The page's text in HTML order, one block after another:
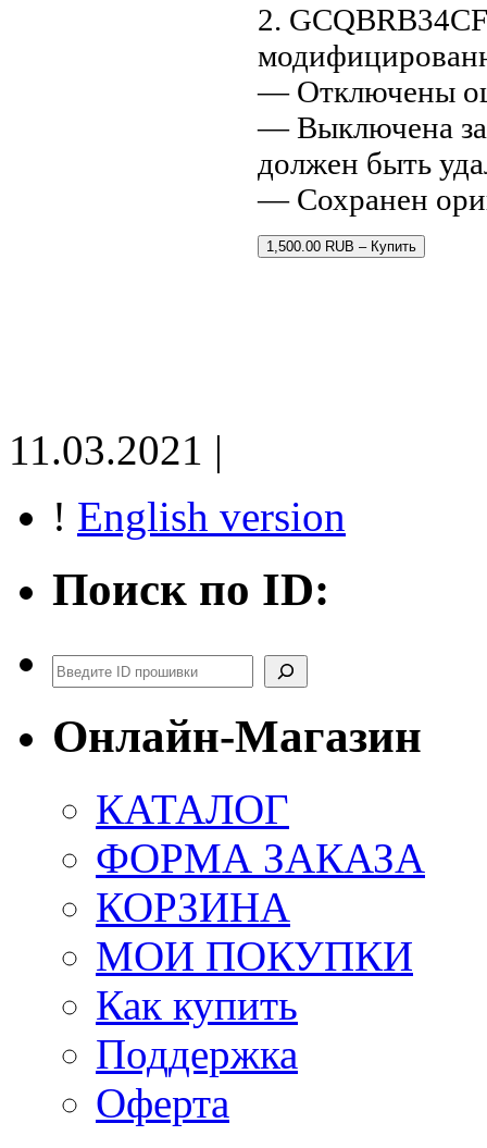
2.
— Отключены
— Выключена
должен быть
— Cохранен
1,500.00 RUB – Купить
11.03.2021 |
! English version
Поиск по ID:
Поиск
Онлайн-Магазин
КАТАЛОГ
ФОРМА ЗАКАЗА
КОРЗИНА
МОИ ПОКУПКИ
Как купить
Поддержка
Оферта